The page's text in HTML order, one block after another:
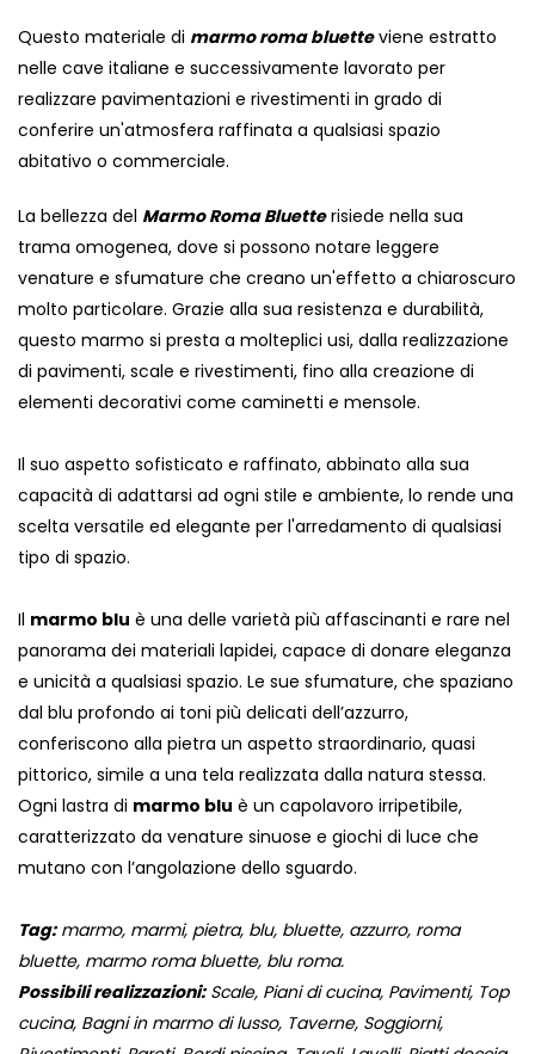
Questo materiale di marmo roma bluetteviene estratto
nelle cave italiane e successivamente lavorato per
realizzare pavimentazioni e rivestimenti in grado di
conferire un'atmosfera raffinata a qualsiasi spazio
abitativo o commerciale.
La bellezza del Marmo Roma Bluetterisiede nella sua
trama omogenea, dove si possono notare leggere
venature e sfumature che creano un'effetto a chiaroscuro
molto particolare. Grazie alla sua resistenza e durabilità,
questo marmo si presta a molteplici usi, dalla realizzazione
di pavimenti, scale e rivestimenti, fino alla creazione di
elementi decorativi come caminetti e mensole.
Il suo aspetto sofisticato e raffinato, abbinato alla sua
capacità di adattarsi ad ogni stile e ambiente, lo rende una
scelta versatile ed elegante per l'arredamento di qualsiasi
tipo di spazio.
Il marmo blu è una delle varietà più affascinanti e rare nel
panorama dei materiali lapidei, capace di donare eleganza
e unicità a qualsiasi spazio. Le sue sfumature, che spaziano
dal blu profondo ai toni più delicati dell’azzurro,
conferiscono alla pietra un aspetto straordinario, quasi
pittorico, simile a una tela realizzata dalla natura stessa.
Ogni lastra di marmo blu è un capolavoro irripetibile,
caratterizzato da venature sinuose e giochi di luce che
mutano con l’angolazione dello sguardo.
Tag:marmo, marmi, pietra, blu, bluette, azzurro, roma
bluette, marmo roma bluette, blu roma.
Possibili realizzazioni:Scale, Piani di cucina, Pavimenti, Top
cucina, Bagni in marmo di lusso, Taverne, Soggiorni,